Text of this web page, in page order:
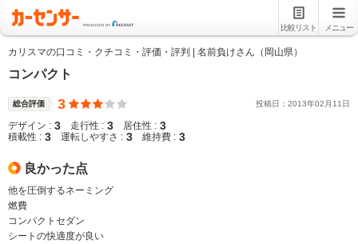
比較リスト メニュー
カリスマの口コミ・クチコミ・評価・評判 | 名前負けさん（岡山県）
コンパクト
総合評価 3 投稿日： 2013年02 月 11 日
デザイン : 3 走行性 : 3 居住性 : 3
積載性 : 3 運転しやすさ : 3 維持費 : 3
良かった点
他を圧倒するネーミング
燃費
コンパクトセダン
シートの快適度が良い